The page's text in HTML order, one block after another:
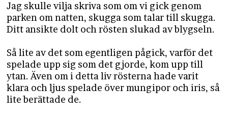
Jag skulle vilja skriva som om vi gick genom
parken om natten, skugga som talar till skugga.
Ditt ansikte dolt och rösten slukad av blygseln.
Så lite av det som egentligen pågick, varför det
spelade upp sig som det gjorde, kom upp till
ytan. Även om i detta liv rösterna hade varit
klara och ljus spelade över mungipor och iris, så
lite berättade de.